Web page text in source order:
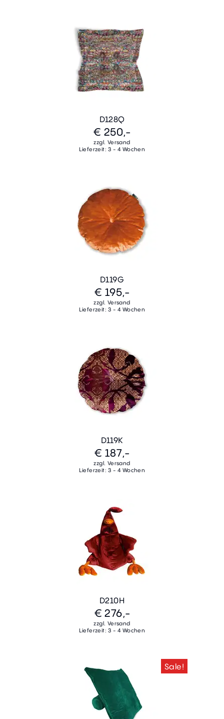
D128Q
€ 250,-
zzgl. Versand
Lieferzeit: 3 - 4 Wochen
D119G
€ 195,-
zzgl. Versand
Lieferzeit: 3 - 4 Wochen
D119K
€ 187,-
zzgl. Versand
Lieferzeit: 3 - 4 Wochen
D210H
€ 276,-
zzgl. Versand
Lieferzeit: 3 - 4 Wochen
Sale!